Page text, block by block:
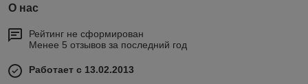
О нас
Рейтинг не сформирован
Менее 5 отзывов за последний год
Работает с 13.02.2013